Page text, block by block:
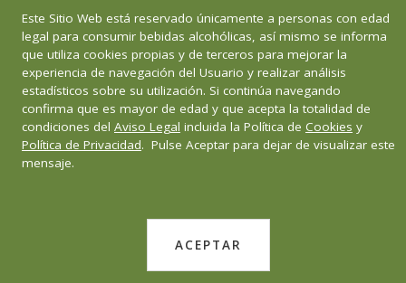
Este Sitio Web está reservado únicamente a personas con edad
legal para consumir bebidas alcohólicas, así mismo se informa
que utiliza cookies propias y de terceros para mejorar la
experiencia de navegación del Usuario y realizar análisis
estadísticos sobre su utilización. Si continúa navegando
confirma que es mayor de edad y que acepta la totalidad de
condiciones del Aviso Legal incluida la Política de Cookies y
Política de Privacidad. Pulse Aceptar para dejar de visualizar este
mensaje.
ACEPTAR